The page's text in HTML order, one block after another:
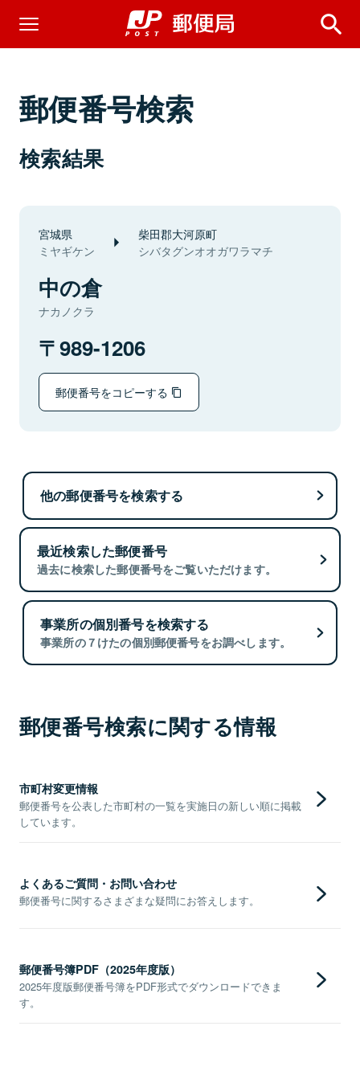
郵便番号検索
検索結果
宮城県
ミヤギケン
柴田郡大河原町
シバタグンオオガワラマチ
中の倉
ナカノクラ
989-1206
郵便番号をコピーする
他の郵便番号を検索する
最近検索した郵便番号
過去に検索した郵便番号をご覧いただけます。
事業所の個別番号を検索する
事業所の７けたの個別郵便番号をお調べします。
郵便番号検索に関する情報
市町村変更情報
郵便番号を公表した市町村の一覧を実施日の新しい順に掲載
しています。
よくあるご質問・お問い合わせ
郵便番号に関するさまざまな疑問にお答えします。
郵便番号簿PDF（2025年度版）
2025年度版郵便番号簿をPDF形式でダウンロードできま
す。